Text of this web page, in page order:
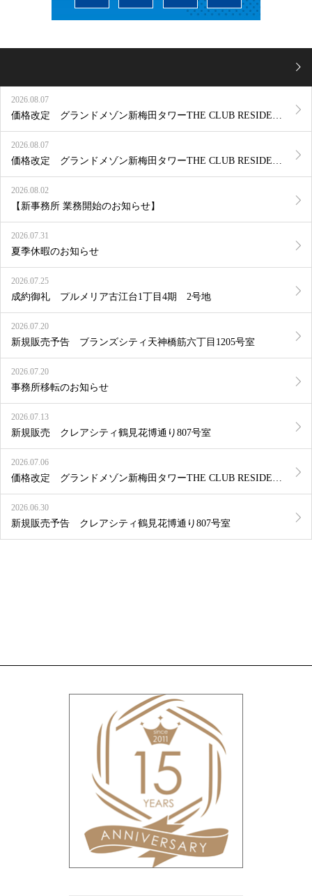
2026.08.07
2026.08.07
2026.08.02
【新事務所 業務開始のお知らせ】
2026.07.31
夏季休暇のお知らせ
2026.07.25
成約御礼 プルメリア古江台1丁目4期 2号地
2026.07.20
新規販売予告 ブランズシティ天神橋筋六丁目1205号室
2026.07.20
事務所移転のお知らせ
2026.07.13
新規販売 クレアシティ鶴見花博通り807号室
2026.07.06
2026.06.30
新規販売予告 クレアシティ鶴見花博通り807号室